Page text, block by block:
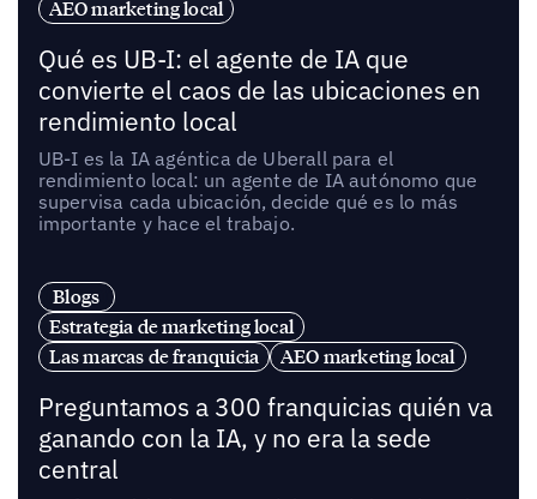
AEO marketing local
Qué es UB-I: el agente de IA que
convierte el caos de las ubicaciones en
rendimiento local
UB-I es la IA agéntica de Uberall para el
rendimiento local: un agente de IA autónomo que
supervisa cada ubicación, decide qué es lo más
importante y hace el trabajo.
Blogs
Estrategia de marketing local
Las marcas de franquicia
AEO marketing local
Preguntamos a 300 franquicias quién va
ganando con la IA, y no era la sede
central